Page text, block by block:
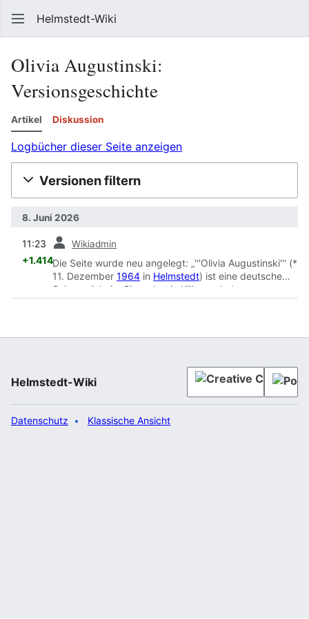
Helmstedt-Wiki
Olivia Augustinski:
Versionsgeschichte
Artikel Diskussion
Logbücher dieser Seite anzeigen
Versionen filtern
8. Juni 2026
11:23 Wikiadmin
+1.414Die Seite wurde neu angelegt: „'''Olivia Augustinski''' (*
11. Dezember 1964 in Helmstedt) ist eine deutsche
Schauspielerin. Sie wohnt in Köln. == Leben ==
Agustinski wurde am 11. Dezember1964inHelmstedt
Schauspielausbildung. Sie ist die Tochter von
== Filmographie (Auswahl) == === Fernsehen === *
1992: Praxis…“
Helmstedt-Wiki
Datenschutz Klassische Ansicht